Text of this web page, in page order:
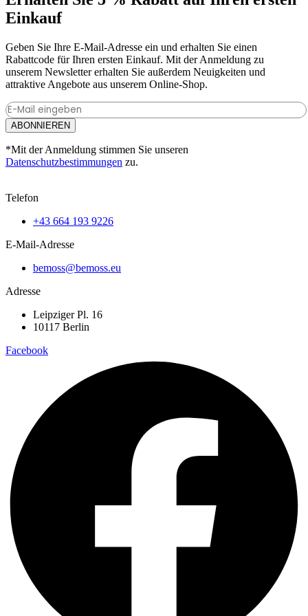
werden
weist
mehrere
auf.
Die
Optionen
können
der
Produktseite
gewählt
Einkauf
Geben Sie Ihre E-Mail-Adresse ein und erhalten Sie einen
Rabattcode für Ihren ersten Einkauf. Mit der Anmeldung zu
unserem Newsletter erhalten Sie außerdem Neuigkeiten und
attraktive Angebote aus unserem Online-Shop.
ABONNIEREN
*Mit der Anmeldung stimmen Sie unseren
Datenschutzbestimmungen zu.
Telefon
+43 664 193 9226
E-Mail-Adresse
bemoss@bemoss.eu
Adresse
Leipziger Pl. 16
10117 Berlin
Facebook